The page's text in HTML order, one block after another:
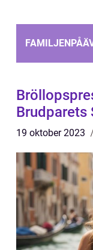
Brudparets
19 oktober 2023